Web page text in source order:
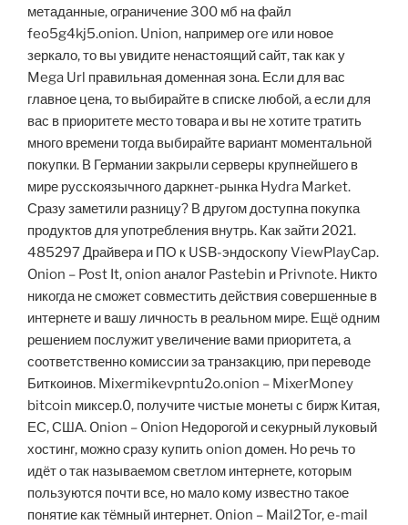
метаданные, ограничение 300 мб на файл
feo5g4kj5.onion. Union, например ore или новое
зеркало, то вы увидите ненастоящий сайт, так как у
Mega Url правильная доменная зона. Если для вас
главное цена, то выбирайте в списке любой, а если для
вас в приоритете место товара и вы не хотите тратить
много времени тогда выбирайте вариант моментальной
покупки. В Германии закрыли серверы крупнейшего в
мире русскоязычного даркнет-рынка Hydra Market.
Сразу заметили разницу? В другом доступна покупка
продуктов для употребления внутрь. Как зайти 2021.
485297 Драйвера и ПО к USB-эндоскопу ViewPlayCap.
Onion – Post It, onion аналог Pastebin и Privnote. Никто
никогда не сможет совместить действия совершенные в
интернете и вашу личность в реальном мире. Ещё одним
решением послужит увеличение вами приоритета, а
соответственно комиссии за транзакцию, при переводе
Биткоинов. Mixermikevpntu2o.onion – MixerMoney
bitcoin миксер.0, получите чистые монеты с бирж Китая,
ЕС, США. Onion – Onion Недорогой и секурный луковый
хостинг, можно сразу купить onion домен. Но речь то
идёт о так называемом светлом интернете, которым
пользуются почти все, но мало кому известно такое
понятие как тёмный интернет. Onion – Mail2Tor, e-mail